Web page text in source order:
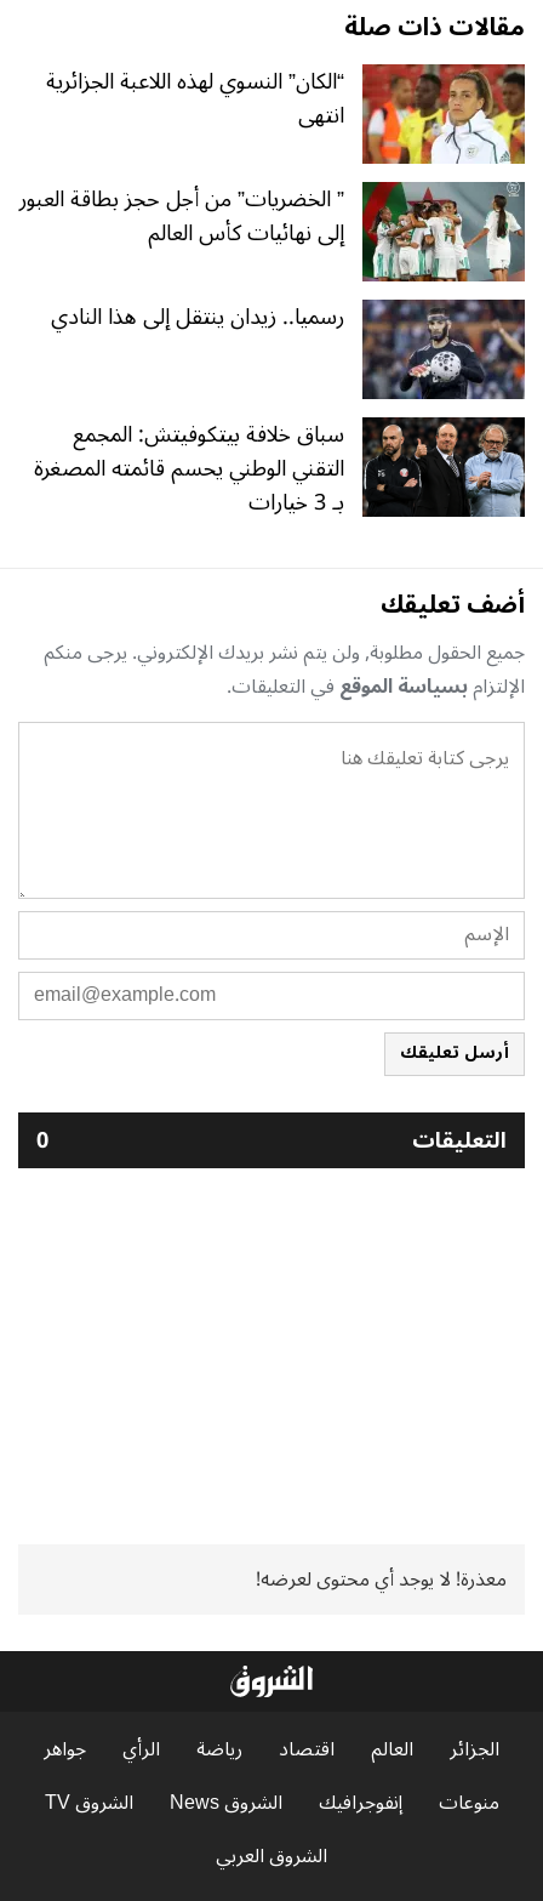
مقالات ذات صلة
“الكان” النسوي لهذه اللاعبة الجزائرية
انتهى
” الخضريات” من أجل حجز بطاقة العبور
إلى نهائيات كأس العالم
رسميا.. زيدان ينتقل إلى هذا النادي
سباق خلافة بيتكوفيتش: المجمع
التقني الوطني يحسم قائمته المصغرة
بـ 3 خيارات
أضف تعليقك
جميع الحقول مطلوبة, ولن يتم نشر بريدك الإلكتروني. يرجى منكم
الإلتزامبسياسة الموقعفي التعليقات.
أرسل تعليقك
التعليقات 0
معذرة! لا يوجد أي محتوى لعرضه!
الجزائر العالم اقتصاد رياضة الرأي
جواهر
منوعات
إنفوجرافيك الشروق News
الشروق TV
الشروق العربي